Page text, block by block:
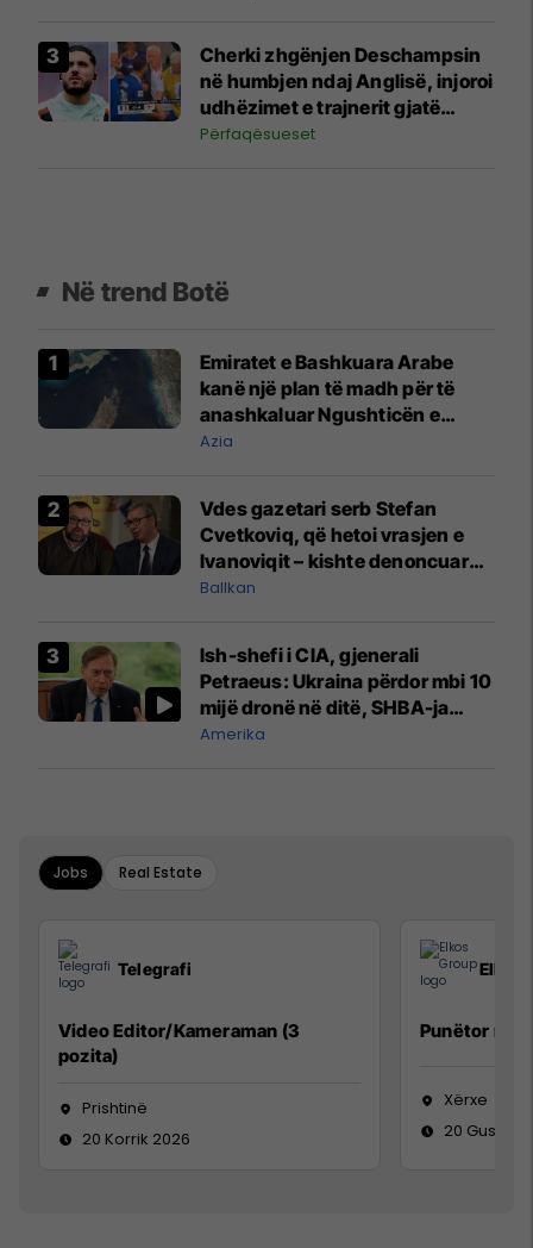
Cherki zhgënjen Deschampsin
në humbjen ndaj Anglisë, injoroi
udhëzimet e trajnerit gjatë
ndeshjes
Përfaqësueset
Në trend Botë
Emiratet e Bashkuara Arabe
kanë një plan të madh për të
anashkaluar Ngushticën e
Hormuzit
Azia
Vdes gazetari serb Stefan
Cvetkoviq, që hetoi vrasjen e
Ivanoviqit – kishte denoncuar
kërcënime ndaj vëllezërve
Ballkan
Ish-shefi i CIA, gjenerali
Petraeus: Ukraina përdor mbi 10
mijë dronë në ditë, SHBA-ja
mbetet shumë prapa në
Amerika
Jobs Real Estate
Telegrafi
Video Editor/Kameraman (3
pozita)
Prishtinë
20 Korrik 2026
Elkos
Punëtor në
Xërxe
20 Gusht